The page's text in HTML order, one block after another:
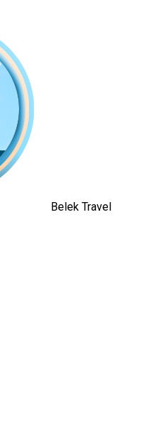
Belek Travel